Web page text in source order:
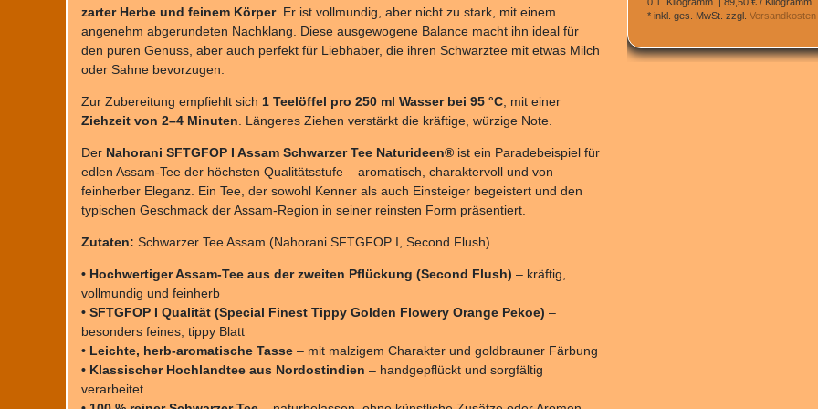
zarter Herbe und feinem Körper. Er ist vollmundig, aber nicht zu stark, mit einem
angenehm abgerundeten Nachklang. Diese ausgewogene Balance macht ihn ideal für
den puren Genuss, aber auch perfekt für Liebhaber, die ihren Schwarztee mit etwas Milch
oder Sahne bevorzugen.
Zur Zubereitung empfiehlt sich 1 Teelöffel pro 250 ml Wasser bei 95 °C , mit einer
Ziehzeit von 2–4 Minuten . Längeres Ziehen verstärkt die kräftige, würzige Note.
Der Nahorani SFTGFOP I Assam Schwarzer Tee Naturideen® ist ein Paradebeispiel für
edlen Assam-Tee der höchsten Qualitätsstufe – aromatisch, charaktervoll und von
feinherber Eleganz. Ein Tee, der sowohl Kenner als auch Einsteiger begeistert und den
typischen Geschmack der Assam-Region in seiner reinsten Form präsentiert.
Zutaten: Schwarzer Tee Assam (Nahorani SFTGFOP I, Second Flush).
• Hochwertiger Assam-Tee aus der zweiten Pflückung (Second Flush) – kräftig,
vollmundig und feinherb
• SFTGFOP I Qualität (Special Finest Tippy Golden Flowery Orange Pekoe) –
besonders feines, tippy Blatt
• Leichte, herb-aromatische Tasse – mit malzigem Charakter und goldbrauner Färbung
• Klassischer Hochlandtee aus Nordostindien – handgepflückt und sorgfältig
verarbeitet
* inkl. ges. MwSt. zzgl. Versandkosten